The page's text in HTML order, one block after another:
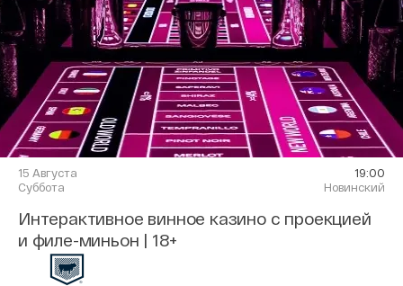
15 Августа
Суббота
19:00
Новинский
Интерактивное винное казино с проекцией
и филе-миньон | 18+